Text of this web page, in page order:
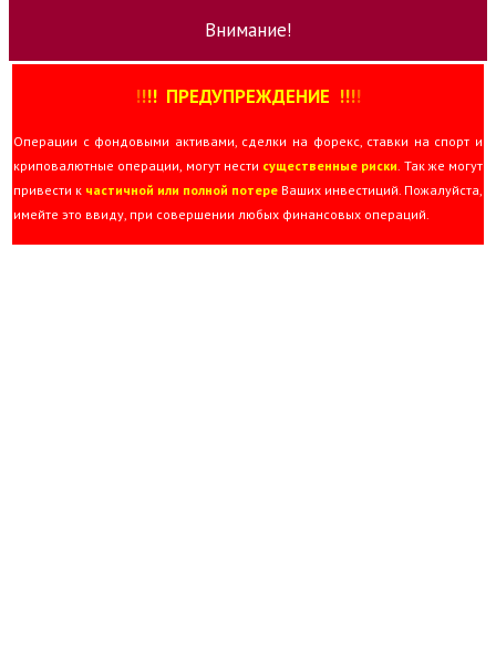
Внимание!
!!!! ПРЕДУПРЕЖДЕНИЕ !!!!
Операции с фондовыми активами, сделки на форекс, ставки на спорт и
криповалютные операции, могут нести существенные риски . Так же могут
привести к частичной или полной потере Ваших инвестиций. Пожалуйста,
имейте это ввиду, при совершении любых финансовых операций.